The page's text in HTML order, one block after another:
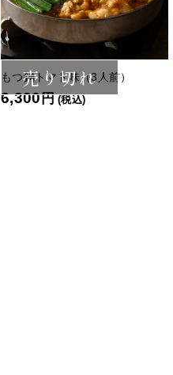
売り切れ
もつ鍋トマト味（3人前）
6,300円 (税込)